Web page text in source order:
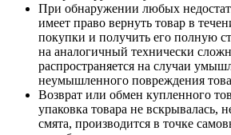
При обнаружении любых
имеет право вернуть товар в
покупки и получить его полную
на аналогичный технически
распространяется на случаи
неумышленного повреждения
Возврат или обмен купленного
упаковка товара не вскрывалась,
смята, производится в точке